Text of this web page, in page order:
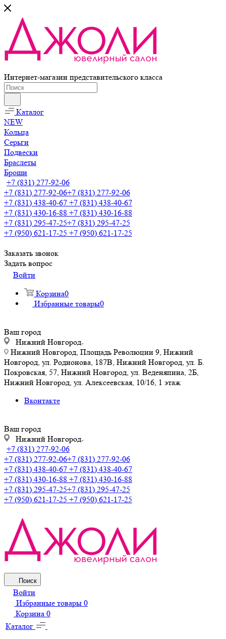
Интернет-магазин представительского класса
Каталог
NEW
Кольца
Серьги
Подвески
Браслеты
Броши
+7 (831) 277-92-06
+7 (831) 277-92-06+7 (831) 277-92-06
+7 (831) 438-40-67 +7 (831) 438-40-67
+7 (831) 430-16-88 +7 (831) 430-16-88
+7 (831) 295-47-25+7 (831) 295-47-25
+7 (950) 621-17-25 +7 (950) 621-17-25
Заказать звонок
Задать вопрос
Войти
Корзина0
Избранные товары0
Ваш город
Нижний Новгород
Нижний Новгород, Площадь Революции 9, Нижний
Новгород, ул. Родионова, 187В, Нижний Новгород, ул. Б.
Покровская, 57, Нижний Новгород, ул. Веденяпина, 2Б,
Нижний Новгород, ул. Алексеевская, 10/16, 1 этаж
Вконтакте
Ваш город
Нижний Новгород
+7 (831) 277-92-06
+7 (831) 277-92-06+7 (831) 277-92-06
+7 (831) 438-40-67 +7 (831) 438-40-67
+7 (831) 430-16-88 +7 (831) 430-16-88
+7 (831) 295-47-25+7 (831) 295-47-25
+7 (950) 621-17-25 +7 (950) 621-17-25
Поиск
Войти
Избранные товары 0
Корзина 0
Каталог